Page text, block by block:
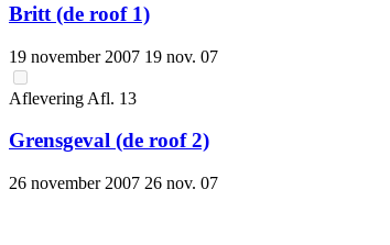
Britt (de roof 1)
19 november 2007 19 nov. 07
Aflevering Afl. 13
Grensgeval (de roof 2)
26 november 2007 26 nov. 07